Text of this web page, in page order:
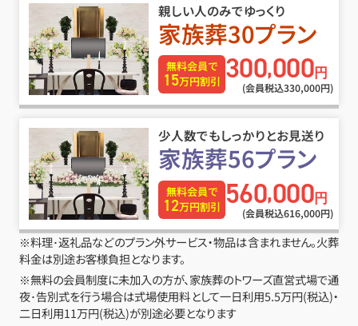
親しい人のみでゆっくり
家族葬30プラン
無料会員で
15万円割引 300,000円
(会員税込330,000円)
少人数でもしっかりとお見送り
家族葬56プラン
無料会員で
12万円割引 560,000円
(会員税込616,000円)
※料理･返礼品などのプラン外サービス・物品は含まれません。火葬
料金は別途お客様負担となります。
※無料の会員制度に未加入の方が、家族葬のトワーズ直営式場で通
夜･告別式を行う場合は式場使用料として一日利用5.5万円(税込)・
二日利用11万円(税込)が別途必要となります